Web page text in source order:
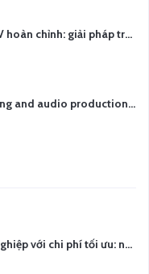
Từ ý tưởng đến MV hoàn chỉnh: giải pháp trọn gói tại YCN Media
Voice over, dubbing and audio production services in Vietnam for global content
Làm MV chuyên nghiệp với chi phí tối ưu: nên chọn quay thực tế hay video AI?